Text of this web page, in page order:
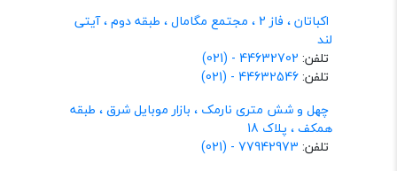
اکباتان ، فاز 2 ، مجتمع مگامال ، طبقه دوم ، آیتی
لند
تلفن: 44632702 - (021)
تلفن:44632546 - (021)
چهل و شش متری نارمک ، بازار موبایل شرق ، طبقه
همکف ، پلاک 18
تلفن: 77942973 - (021)